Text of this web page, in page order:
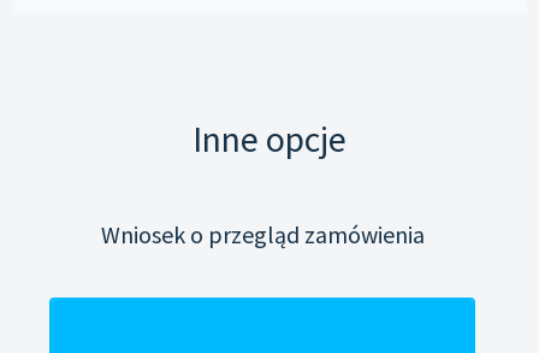
Inne opcje
Wniosek o przegląd zamówienia